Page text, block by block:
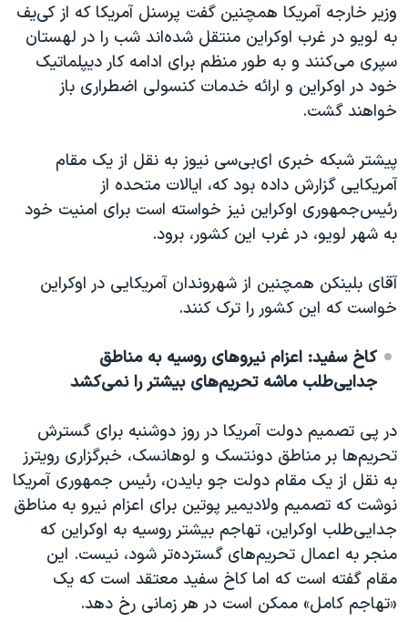
وزیر خارجه آمریکا همچنین گفت پرسنل آمریکا که از کی‌یف
به لویو در غرب اوکراین منتقل شده‌اند شب را در لهستان
سپری می‌کنند و به طور منظم برای ادامه کار دیپلماتیک
خود در اوکراین و ارائه خدمات کنسولی اضطراری باز
خواهند گشت.
پیشتر شبکه خبری ای‌بی‌سی نیوز به نقل از یک مقام
آمریکایی گزارش داده بود که، ایالات متحده از
رئیس‌جمهوری اوکراین نیز خواسته است برای امنیت خود
به شهر لویو، در غرب این کشور، برود.
آقای بلینکن همچنین از شهروندان آمریکایی در اوکراین
خواست که این کشور را ترک کنند.
کاخ سفید: اعزام نیروهای روسیه به مناطق
جدایی‌طلب ماشه تحریم‌های بیشتر را نمی‌کشد
در پی تصمیم دولت آمریکا در روز دوشنبه برای گسترش
تحریم‌ها بر مناطق دونتسک و لوهانسک، خبرگزاری رویترز
به نقل از یک مقام دولت جو بایدن، رئیس جمهوری آمریکا
نوشت که تصمیم ولادیمیر پوتین برای اعزام نیرو به مناطق
جدایی‌طلب اوکراین، تهاجم بیشتر روسیه به اوکراین که
منجر به اعمال تحریم‌های گسترده‌تر شود، نیست. این
مقام گفته است که اما کاخ سفید معتقد است که یک
«تهاجم کامل» ممکن است در هر زمانی رخ دهد.